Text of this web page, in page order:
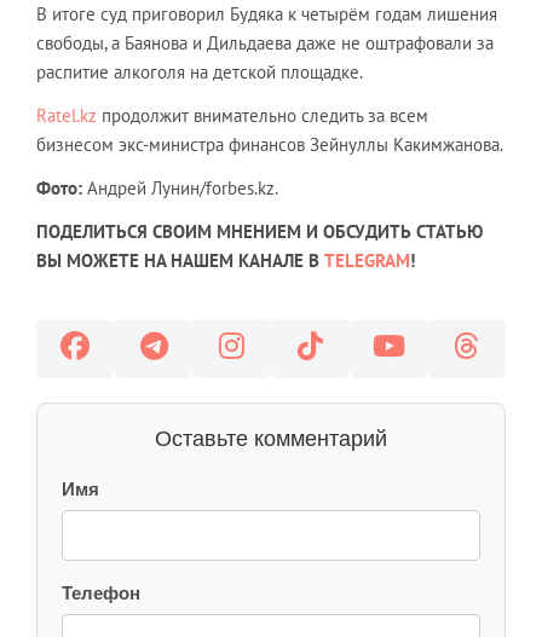
В итоге суд приговорил Будяка к четырём годам лишения
свободы, а Баянова и Дильдаева даже не оштрафовали за
распитие алкоголя на детской площадке.
Ratel.kz продолжит внимательно следить за всем
бизнесом экс-министра финансов Зейнуллы Какимжанова.
Фото: Андрей Лунин/forbes.kz.
ПОДЕЛИТЬСЯ СВОИМ МНЕНИЕМ И ОБСУДИТЬ СТАТЬЮ
ВЫ МОЖЕТЕ НА НАШЕМ КАНАЛЕ В TELEGRAM!
Оставьте комментарий
Имя
Телефон